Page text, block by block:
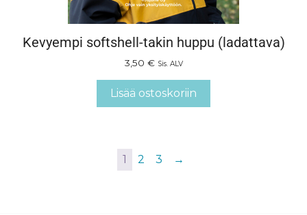
Kevyempi softshell-takin huppu (ladattava)
3,50 € Sis. ALV
Lisää ostoskoriin
1 2 3 →